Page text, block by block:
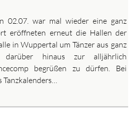
02.07. war mal wieder eine ganz
eröffneten erneut die Hallen der
in Wuppertal um Tänzer aus ganz
darüber hinaus zur alljährlich
begrüßen zu dürfen. Bei
Tanzkalenders…